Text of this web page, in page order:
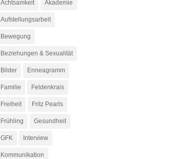
Achtsamkeit Akademie
Aufstellungsarbeit
Bewegung
Beziehungen & Sexualität
Bilder Enneagramm
Familie Feldenkrais
Freiheit Fritz Pearls
Frühling Gesundheit
GFK Interview
Kommunikation